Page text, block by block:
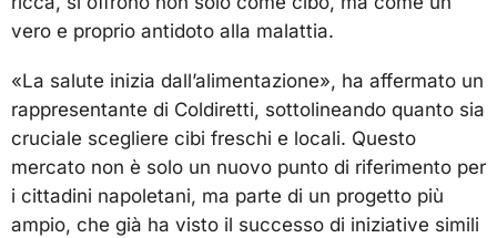
vero e proprio antidoto alla malattia.
«La salute inizia dall’alimentazione», ha affermato un
rappresentante di Coldiretti, sottolineando quanto sia
cruciale scegliere cibi freschi e locali. Questo
mercato non è solo un nuovo punto di riferimento per
i cittadini napoletani, ma parte di un progetto più
ampio, che già ha visto il successo di iniziative simili